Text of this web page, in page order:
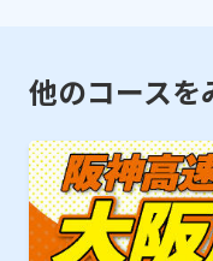
他のコースを